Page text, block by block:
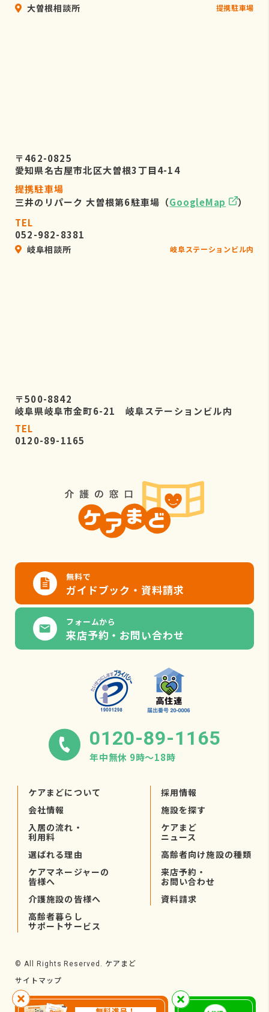
大曽根相談所 提携駐車場
〒462-0825
愛知県名古屋市北区大曽根3丁目4-14
提携駐車場
三井のリパーク 大曽根第6駐車場（GoogleMap
）
TEL
052-982-8381
岐阜相談所 岐阜ステーションビル内
〒500-8842
岐阜県岐阜市金町6-21 岐阜ステーションビル内
TEL
0120-89-1165
無料で
ガイドブック・資料請求
フォームから
来店予約・お問い合わせ
0120-89-1165
年中無休 9時〜18時
ケアまどについて
会社情報
入居の流れ・
利用料
選ばれる理由
ケアマネージャーの
皆様へ
介護施設の皆様へ
高齢者暮らし
サポートサービス
採用情報
施設を探す
ケアまど
ニュース
高齢者向け施設の種類
来店予約・
お問い合わせ
資料請求
© All Rights Reserved. ケアまど
サイトマップ